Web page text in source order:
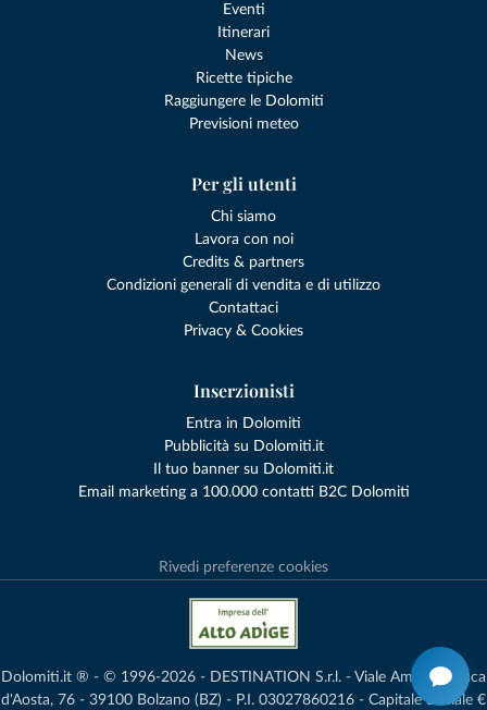
Eventi
Itinerari
News
Ricette tipiche
Raggiungere le Dolomiti
Previsioni meteo
Per gli utenti
Chi siamo
Lavora con noi
Credits & partners
Condizioni generali di vendita e di utilizzo
Contattaci
Privacy & Cookies
Inserzionisti
Entra in Dolomiti
Pubblicità su Dolomiti.it
Il tuo banner su Dolomiti.it
Email marketing a 100.000 contatti B2C Dolomiti
Rivedi preferenze cookies
Dolomiti.it ® - © 1996-2026 - DESTINATION S.r.l. - Viale Amedeo Duca
d'Aosta, 76 - 39100 Bolzano (BZ) - P.I. 03027860216 - Capitale Sociale €